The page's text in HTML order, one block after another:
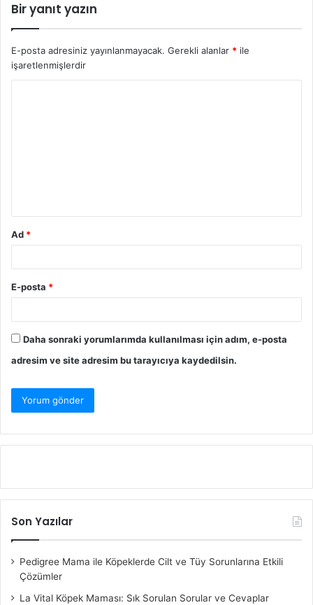
Bir yanıt yazın
E-posta adresiniz yayınlanmayacak. Gerekli alanlar * ile
işaretlenmişlerdir
Ad *
E-posta *
Daha sonraki yorumlarımda kullanılması için adım, e-posta
adresim ve site adresim bu tarayıcıya kaydedilsin.
Son Yazılar
Pedigree Mama ile Köpeklerde Cilt ve Tüy Sorunlarına Etkili
Çözümler
La Vital Köpek Maması: Sık Sorulan Sorular ve Cevaplar